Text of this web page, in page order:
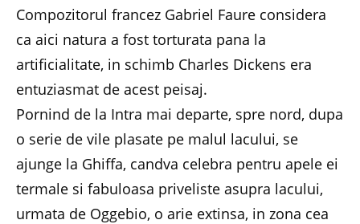
Compozitorul francez Gabriel Faure considera
ca aici natura a fost torturata pana la
artificialitate, in schimb Charles Dickens era
entuziasmat de acest peisaj.
Pornind de la Intra mai departe, spre nord, dupa
o serie de vile plasate pe malul lacului, se
ajunge la Ghiffa, candva celebra pentru apele ei
termale si fabuloasa priveliste asupra lacului,
urmata de Oggebio, o arie extinsa, in zona cea